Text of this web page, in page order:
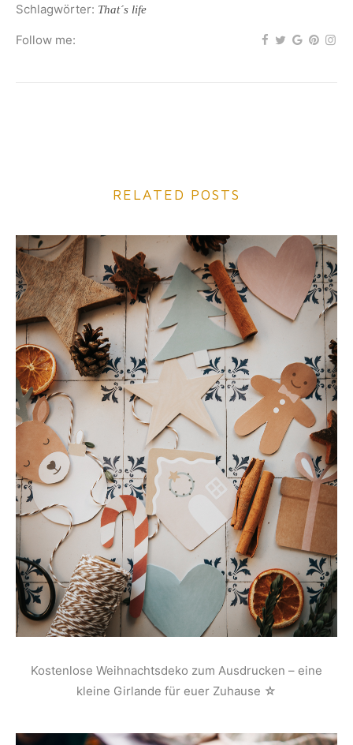
Schlagwörter: That´s life
Follow me:
RELATED POSTS
Kostenlose Weihnachtsdeko zum Ausdrucken – eine
kleine Girlande für euer Zuhause ☆